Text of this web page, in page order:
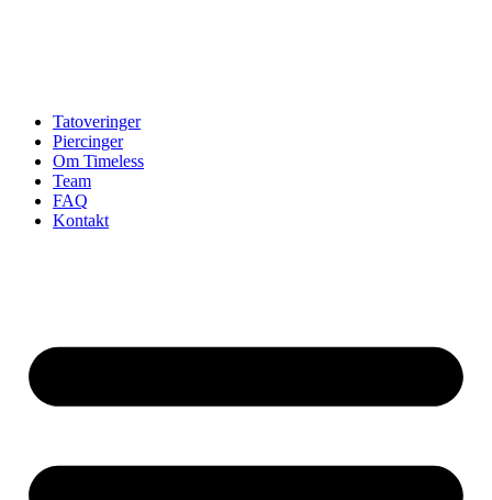
Tatoveringer
Piercinger
Om Timeless
Team
FAQ
Kontakt